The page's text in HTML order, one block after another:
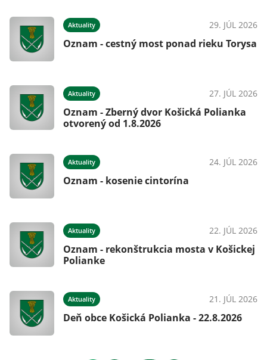
Aktuality 29. JÚL 2026
Oznam - cestný most ponad rieku Torysa
Aktuality 27. JÚL 2026
Oznam - Zberný dvor Košická Polianka
otvorený od 1.8.2026
Aktuality 24. JÚL 2026
Oznam - kosenie cintorína
Aktuality 22. JÚL 2026
Oznam - rekonštrukcia mosta v Košickej
Polianke
Aktuality 21. JÚL 2026
Deň obce Košická Polianka - 22.8.2026